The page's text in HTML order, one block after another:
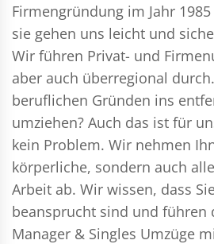
Firmengründung im Jahr
sie gehen uns leicht und
Wir führen Privat- und
aber auch überregional
beruflichen Gründen ins
umziehen? Auch das ist für
kein Problem. Wir nehmen
körperliche, sondern auch
Arbeit ab. Wir wissen, dass
beansprucht sind und führen
Manager & Singles Umzüge